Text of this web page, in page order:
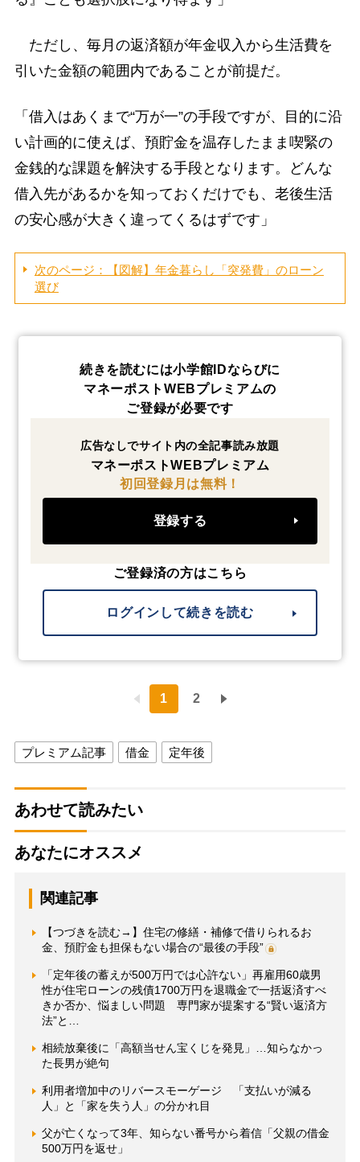
ただし、毎月の返済額が年金収入から生活費を
引いた金額の範囲内であることが前提だ。
「借入はあくまで“万が一”の手段ですが、目的に沿
い計画的に使えば、預貯金を温存したまま喫緊の
金銭的な課題を解決する手段となります。どんな
借入先があるかを知っておくだけでも、老後生活
の安心感が大きく違ってくるはずです」
次のページ：【図解】年金暮らし「突発費」のローン
選び
続きを読むには小学館IDならびに
マネーポストWEBプレミアムの
ご登録が必要です
広告なしでサイト内の全記事読み放題
マネーポストWEBプレミアム
初回登録月は無料！
登録する
ご登録済の方はこちら
ログインして続きを読む
1 2
プレミアム記事 借金 定年後
あわせて読みたい
あなたにオススメ
関連記事
【つづきを読む→】住宅の修繕・補修で借りられるお
金、預貯金も担保もない場合の“最後の手段”
「定年後の蓄えが500万円では心許ない」再雇用60歳男
性が住宅ローンの残債1700万円を退職金で一括返済すべ
きか否か、悩ましい問題 専門家が提案する“賢い返済方
法”と…
相続放棄後に「高額当せん宝くじを発見」…知らなかっ
た長男が絶句
利用者増加中のリバースモーゲージ 「支払いが減る
人」と「家を失う人」の分かれ目
父が亡くなって3年、知らない番号から着信「父親の借金
500万円を返せ」